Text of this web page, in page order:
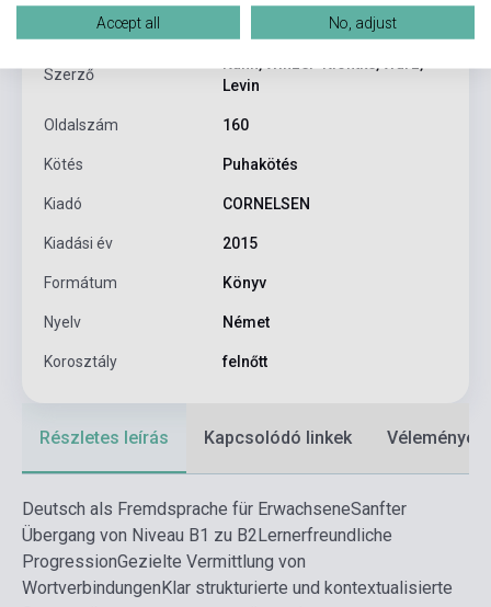
9783060200962
Szerző
Levin
Oldalszám 160
Kötés Puhakötés
Kiadó CORNELSEN
Kiadási év 2015
Formátum Könyv
Nyelv Német
Korosztály felnőtt
Részletes leírás Kapcsolódó linkek Vélemények
Deutsch als Fremdsprache für ErwachseneSanfter
Übergang von Niveau B1 zu B2Lernerfreundliche
ProgressionGezielte Vermittlung von
WortverbindungenKlar strukturierte und kontextualisierte
Accept all No, adjust